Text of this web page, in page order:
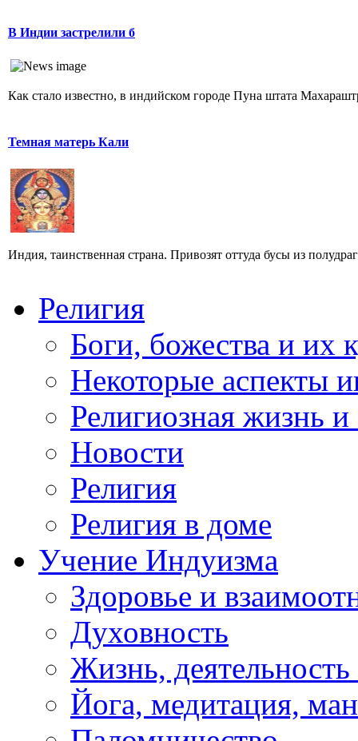
В Индии застрелили б
Как стало известно, в индийском городе Пуна штата
Темная матерь Кали
Индия, таинственная страна. Привозят оттуда бусы из
Религия
Боги, божества и их
Некоторые аспекты
Религиозная жизнь
Новости
Религия
Религия в доме
Учение Индуизма
Здоровье и
Духовность
Жизнь, деятельность
Йога, медитация,